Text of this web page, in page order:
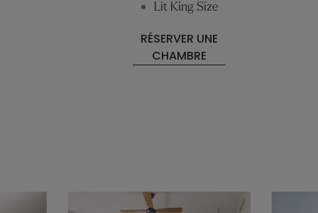
Lit King Size
RÉSERVER UNE
CHAMBRE